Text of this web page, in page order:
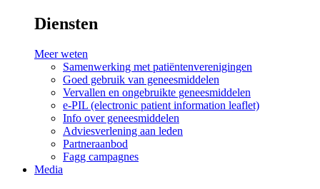
Diensten
Meer weten
Samenwerking met patiëntenverenigingen
Goed gebruik van geneesmiddelen
Vervallen en ongebruikte geneesmiddelen
e-PIL (electronic patient information leaflet)
Info over geneesmiddelen
Adviesverlening aan leden
Partneraanbod
Fagg campagnes
Media